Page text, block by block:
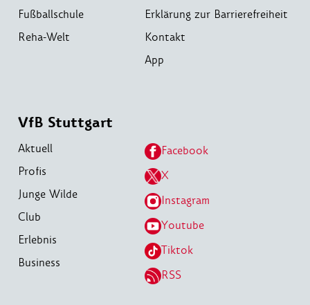
Fußballschule
Reha-Welt
Erklärung zur Barrierefreiheit
Kontakt
App
VfB Stuttgart
Aktuell
Profis
Junge Wilde
Club
Erlebnis
Business
Facebook
X
Instagram
Youtube
Tiktok
RSS